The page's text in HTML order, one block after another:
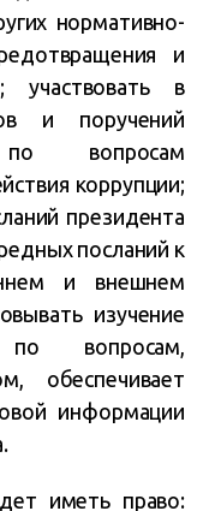
нормативно-
и
участвовать в
и поручений
вопросам
коррупции;
президента
посланий к
и внешнем
изучение
по вопросам,
обеспечивает
информации
иметь право: